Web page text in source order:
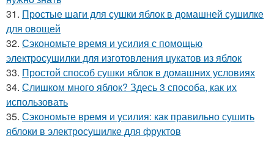
31. Простые шаги для сушки яблок в домашней сушилке
для овощей
32. Сэкономьте время и усилия с помощью
электросушилки для изготовления цукатов из яблок
33. Простой способ сушки яблок в домашних условиях
34. Слишком много яблок? Здесь 3 способа, как их
использовать
35. Сэкономьте время и усилия: как правильно сушить
яблоки в электросушилке для фруктов